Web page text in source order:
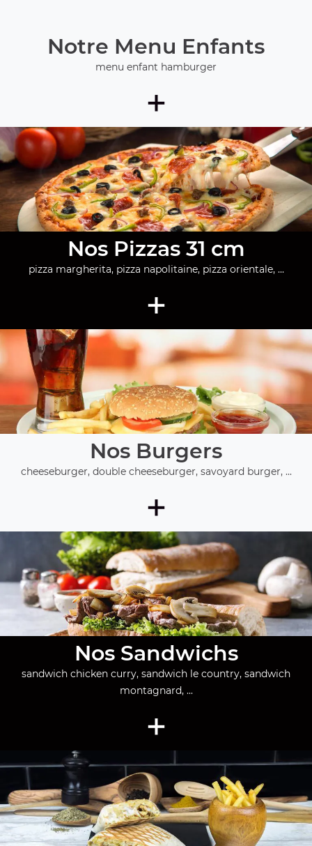
Notre Menu Enfants
menu enfant hamburger
+
Nos Pizzas 31 cm
pizza margherita, pizza napolitaine, pizza orientale, ...
+
Nos Burgers
cheeseburger, double cheeseburger, savoyard burger, ...
+
Nos Sandwichs
sandwich chicken curry, sandwich le country, sandwich
montagnard, ...
+